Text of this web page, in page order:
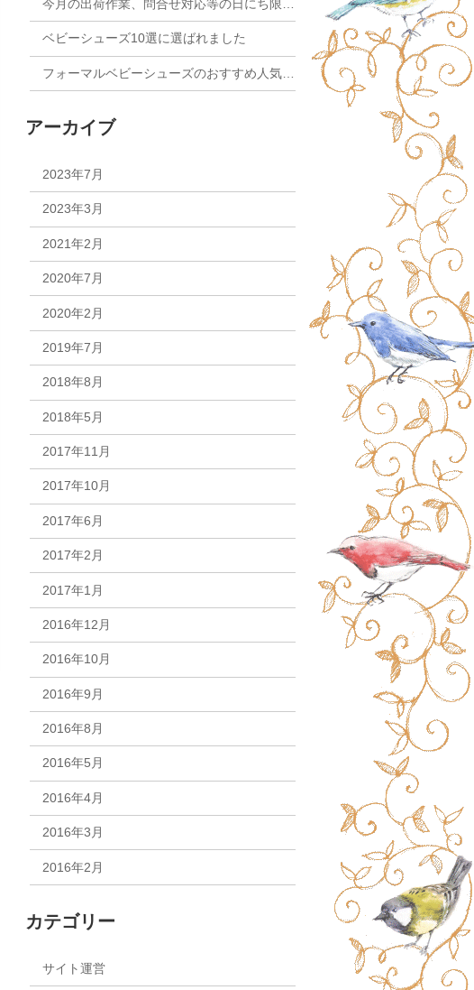
ベビーシューズ10選に選ばれました
アーカイブ
2023年7月
2023年3月
2021年2月
2020年7月
2020年2月
2019年7月
2018年8月
2018年5月
2017年11月
2017年10月
2017年6月
2017年2月
2017年1月
2016年12月
2016年10月
2016年9月
2016年8月
2016年5月
2016年4月
2016年3月
2016年2月
カテゴリー
サイト運営